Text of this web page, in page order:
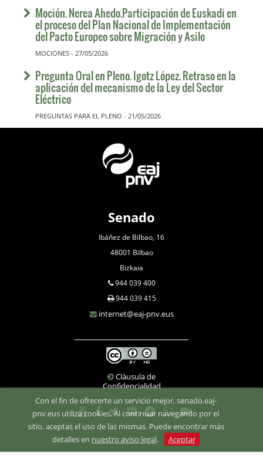
Moción. Nerea Ahedo.Participación de Euskadi en
el proceso del Plan Nacional de Implementación
del Pacto Europeo sobre Migración y Asilo
MOCIONES - 27/05/2026
Pregunta Oral en Pleno. Igotz López. Retraso en la
aplicación del mecanismo de la Ley del Sector
Eléctrico
PREGUNTAS PARA EL PLENO - 21/05/2026
Senado
Ibáñez de Bilbao, 16
48001 Bilbao
Bizkaia
944 039 400
944 039 415
internet@eaj-pnv.eus
Cláusula de
Confidencialidad
Con el fin de ofrecerte un servicio mejor, senado.eaj-
pnv.eus utiliza cookies. Al continuar navegando por el
sitio, aceptas el uso de las mismas. Puede encontrar más
detalles en nuestro aviso legal. Aceptar